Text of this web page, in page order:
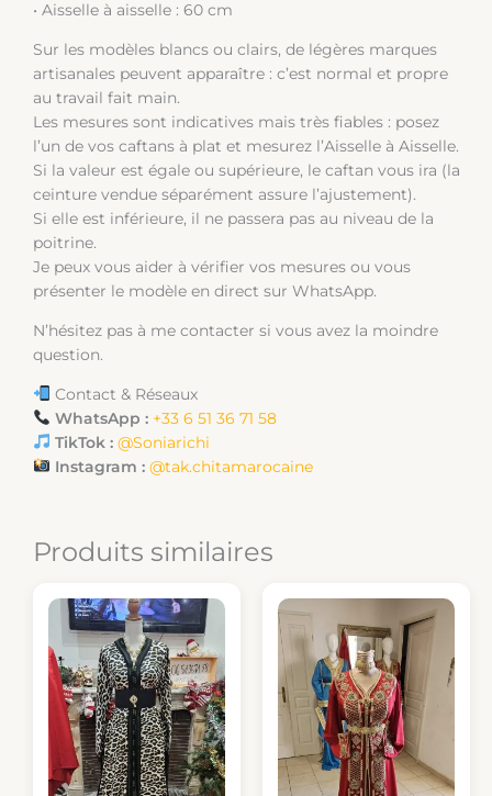
• Aisselle à aisselle : 60 cm
Sur les modèles blancs ou clairs, de légères marques
artisanales peuvent apparaître : c’est normal et propre
au travail fait main.
Les mesures sont indicatives mais très fiables : posez
l’un de vos caftans à plat et mesurez l’Aisselle à Aisselle.
Si la valeur est égale ou supérieure, le caftan vous ira (la
ceinture vendue séparément assure l’ajustement).
Si elle est inférieure, il ne passera pas au niveau de la
poitrine.
Je peux vous aider à vérifier vos mesures ou vous
présenter le modèle en direct sur WhatsApp.
N’hésitez pas à me contacter si vous avez la moindre
question.
Contact & Réseaux
WhatsApp : +33 6 51 36 71 58
TikTok : @Soniarichi
Instagram : @tak.chitamarocaine
Produits similaires